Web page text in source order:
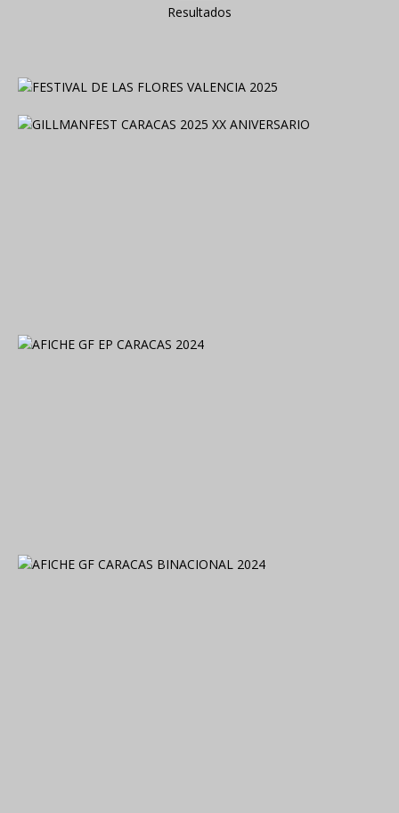
Resultados